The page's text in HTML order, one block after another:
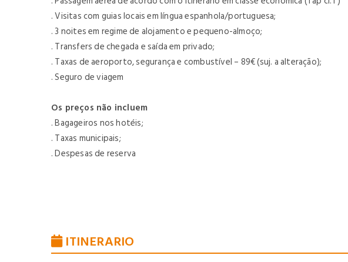
. Visitas com guias locais em língua espanhola/portuguesa;
. 3 noites em regime de alojamento e pequeno-almoço;
. Transfers de chegada e saída em privado;
. Taxas de aeroporto, segurança e combustível – 89€ (suj. a alteração);
. Seguro de viagem
Os preços não incluem
. Bagageiros nos hotéis;
. Taxas municipais;
. Despesas de reserva
ITINERARIO